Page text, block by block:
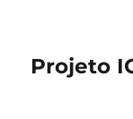
Projeto